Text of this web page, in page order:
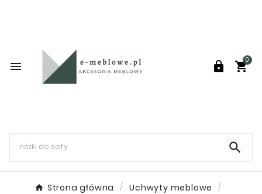
  
0

Strona główna
Uchwyty meblowe